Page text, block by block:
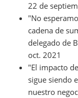
22 de
"No
cadena de
delegado de
oct. 2021
"El impacto
sigue siendo
nuestro